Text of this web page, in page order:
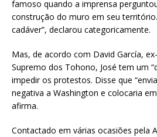
famoso quando a imprensa
construção do muro em seu
cadáver”, declarou categoricamente.
Mas, de acordo com David García,
Supremo dos Tohono, José tem um
impedir os protestos. Disse que
negativa a Washington e colocaria
afirma.
Contactado em várias ocasiões pela